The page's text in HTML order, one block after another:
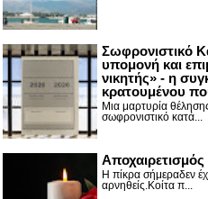
Σωφρονιστικό
υπομονή και
νικητής» - η
κρατουμένου
Μια μαρτυρία
σωφρονιστικό κατά...
Η πίκρα σήμεραδεν
αρνηθείς.Κοίτα π...